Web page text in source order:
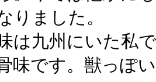
りました。
は九州にいた私
味です。獣っぽ